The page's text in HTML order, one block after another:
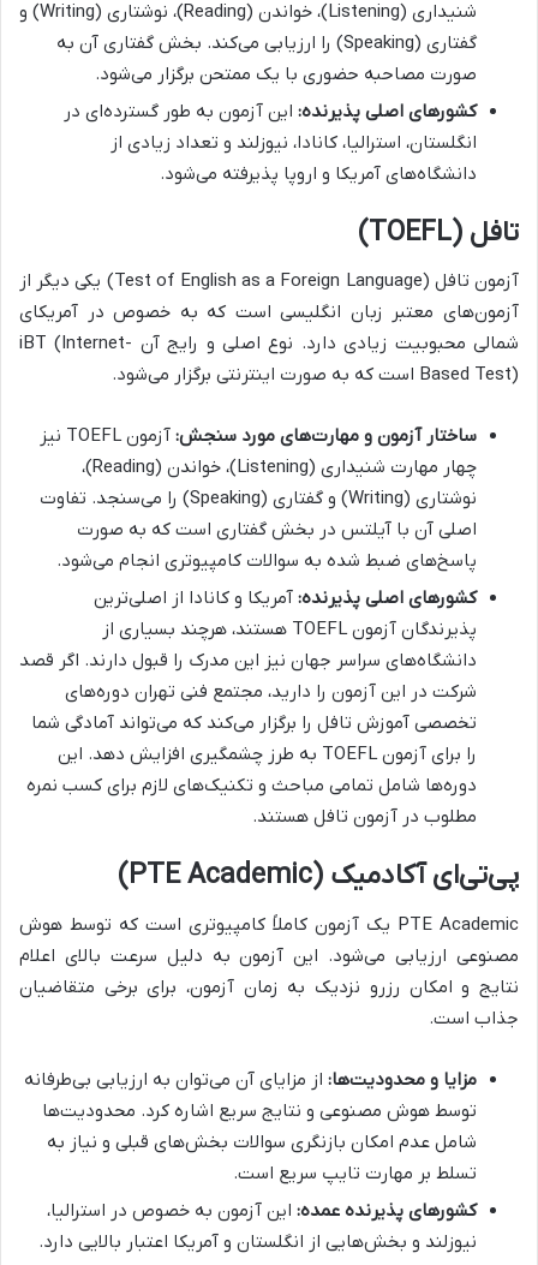
شنیداری (Listening)، خواندن (Reading)، نوشتاری (Writing) و
گفتاری (Speaking) را ارزیابی می‌کند. بخش گفتاری آن به
صورت مصاحبه حضوری با یک ممتحن برگزار می‌شود.
کشورهای اصلی پذیرنده: این آزمون به طور گسترده‌ای در
انگلستان، استرالیا، کانادا، نیوزلند و تعداد زیادی از
دانشگاه‌های آمریکا و اروپا پذیرفته می‌شود.
تافل (TOEFL)
آزمون تافل (Test of English as a Foreign Language) یکی دیگر از
آزمون‌های معتبر زبان انگلیسی است که به خصوص در آمریکای
شمالی محبوبیت زیادی دارد. نوع اصلی و رایج آن iBT (Internet-
Based Test) است که به صورت اینترنتی برگزار می‌شود.
ساختار آزمون و مهارت‌های مورد سنجش:
آزمون TOEFL نیز
چهار مهارت شنیداری (Listening)، خواندن (Reading)،
نوشتاری (Writing) و گفتاری (Speaking) را می‌سنجد. تفاوت
اصلی آن با آیلتس در بخش گفتاری است که به صورت
پاسخ‌های ضبط شده به سوالات کامپیوتری انجام می‌شود.
کشورهای اصلی پذیرنده: آمریکا و کانادا از اصلی‌ترین
پذیرندگان آزمون TOEFL هستند، هرچند بسیاری از
دانشگاه‌های سراسر جهان نیز این مدرک را قبول دارند. اگر قصد
شرکت در این آزمون را دارید، مجتمع فنی تهران دوره‌های
تخصصی آموزش تافل را برگزار می‌کند که می‌تواند آمادگی شما
را برای آزمون TOEFL به طرز چشمگیری افزایش دهد. این
دوره‌ها شامل تمامی مباحث و تکنیک‌های لازم برای کسب نمره
مطلوب در آزمون تافل هستند.
پی‌تی‌ای آکادمیک (PTE Academic)
PTE Academic یک آزمون کاملاً کامپیوتری است که توسط هوش
مصنوعی ارزیابی می‌شود. این آزمون به دلیل سرعت بالای اعلام
نتایج و امکان رزرو نزدیک به زمان آزمون، برای برخی متقاضیان
جذاب است.
مزایا و محدودیت‌ها: از مزایای آن می‌توان به ارزیابی بی‌طرفانه
توسط هوش مصنوعی و نتایج سریع اشاره کرد. محدودیت‌ها
شامل عدم امکان بازنگری سوالات بخش‌های قبلی و نیاز به
تسلط بر مهارت تایپ سریع است.
کشورهای پذیرنده عمده: این آزمون به خصوص در استرالیا،
نیوزلند و بخش‌هایی از انگلستان و آمریکا اعتبار بالایی دارد.